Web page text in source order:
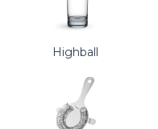
Highball